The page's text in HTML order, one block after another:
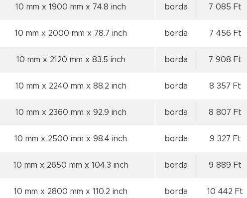
10 mm x 1900 mm x 74.8 inch borda 7 085 Ft
10 mm x 2000 mm x 78.7 inch borda 7 456 Ft
10 mm x 2120 mm x 83.5 inch borda 7 908 Ft
10 mm x 2240 mm x 88.2 inch borda 8 357 Ft
10 mm x 2360 mm x 92.9 inch borda 8 807 Ft
10 mm x 2500 mm x 98.4 inch borda 9 327 Ft
10 mm x 2650 mm x 104.3 inch borda 9 889 Ft
10 mm x 2800 mm x 110.2 inch borda 10 442 Ft